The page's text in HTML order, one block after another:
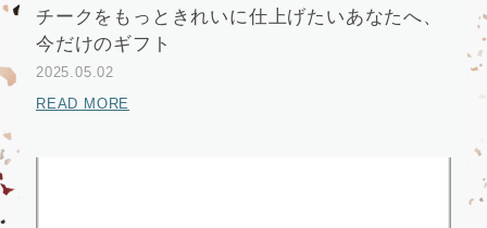
チークをもっときれいに仕上げたいあなたへ、
今だけのギフト
2025.05.02
READ MORE